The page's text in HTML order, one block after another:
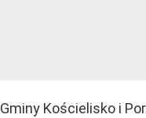
Gminy Kościelisko i